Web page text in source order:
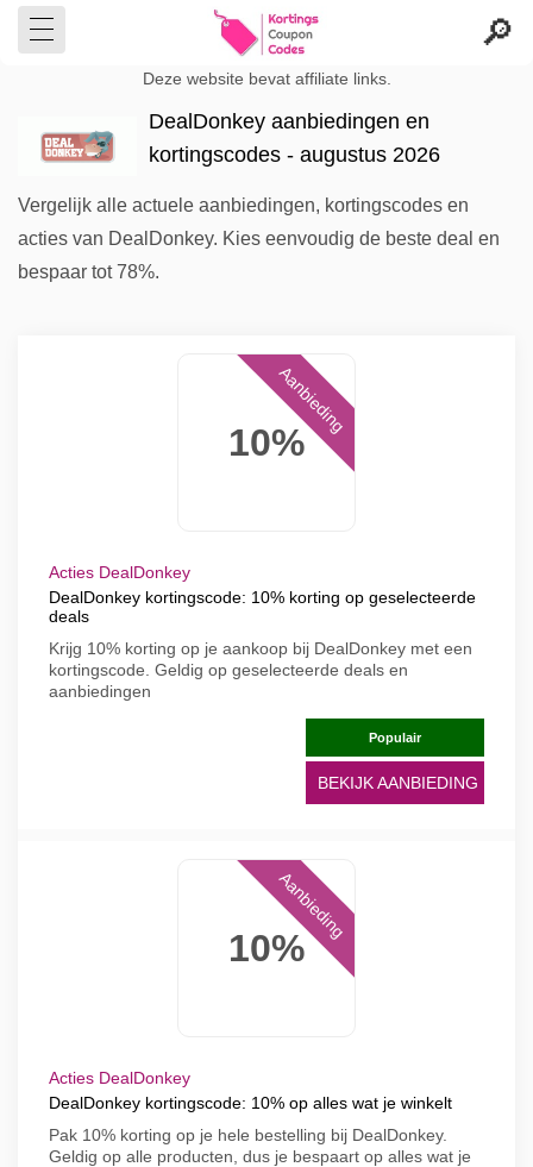
Deze website bevat affiliate links.
DealDonkey aanbiedingen en
kortingscodes - augustus 2026
Vergelijk alle actuele aanbiedingen, kortingscodes en
acties van DealDonkey. Kies eenvoudig de beste deal en
bespaar tot 78%.
10%
Aanbieding
Acties DealDonkey
DealDonkey kortingscode: 10% korting op geselecteerde
deals
Krijg 10% korting op je aankoop bij DealDonkey met een
kortingscode. Geldig op geselecteerde deals en
aanbiedingen
Populair
BEKIJK AANBIEDING
10%
Aanbieding
Acties DealDonkey
DealDonkey kortingscode: 10% op alles wat je winkelt
Pak 10% korting op je hele bestelling bij DealDonkey.
Geldig op alle producten, dus je bespaart op alles wat je